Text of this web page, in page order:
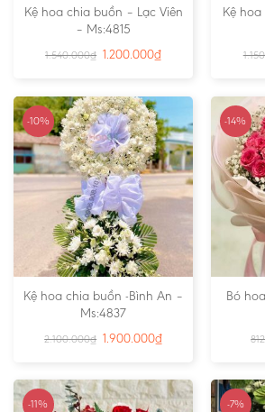
Kệ hoa chia buồn – Lạc Viên
– Ms:4815
1.540.000₫ 1.200.000₫
Kệ
-10%
Kệ hoa chia buồn -Bình An –
Ms:4837
2.100.000₫ 1.900.000₫
-14%
Bó
-11% -7%